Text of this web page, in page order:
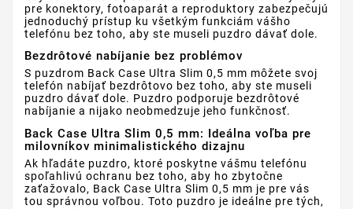
pre konektory, fotoaparát a reproduktory zabezpečujú
jednoduchý prístup ku všetkým funkciám vášho
telefónu bez toho, aby ste museli puzdro dávať dole.
Bezdrôtové nabíjanie bez problémov
S puzdrom Back Case Ultra Slim 0,5 mm môžete svoj
telefón nabíjať bezdrôtovo bez toho, aby ste museli
puzdro dávať dole. Puzdro podporuje bezdrôtové
nabíjanie a nijako neobmedzuje jeho funkčnosť.
Back Case Ultra Slim 0,5 mm: Ideálna voľba pre
milovníkov minimalistického dizajnu
Ak hľadáte puzdro, ktoré poskytne vášmu telefónu
spoľahlivú ochranu bez toho, aby ho zbytočne
zaťažovalo, Back Case Ultra Slim 0,5 mm je pre vás
tou správnou voľbou. Toto puzdro je ideálne pre tých,